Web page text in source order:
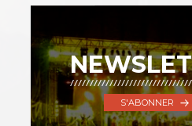
S'ABONNER